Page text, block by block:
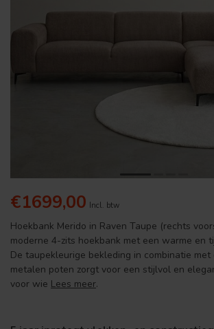
€1699,00 Incl. btw
Hoekbank Merido in Raven Taupe (rechts
moderne 4-zits hoekbank met een warme en
De taupekleurige bekleding in combinatie
metalen poten zorgt voor een stijlvol en
voor wie Lees meer.